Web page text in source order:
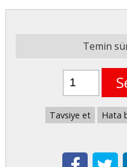
Temin
Tavsiye et Hata